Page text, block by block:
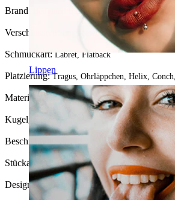
Lippen
Brand: Bodymod Essentials
Verschlusstyp: Innengewinde
Schmuckart: Labret, Flatback
Platzierung:Tragus, Ohrläppchen, Helix,
Material: Chirurgenstahl
Kugelgrösse:
Beschichtungsart:Ionenplattierung
Stückanzahl:1
Design:Flache Oberseite